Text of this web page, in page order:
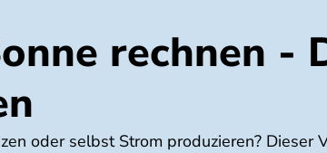
rechnen -
oder selbst Strom produzieren?